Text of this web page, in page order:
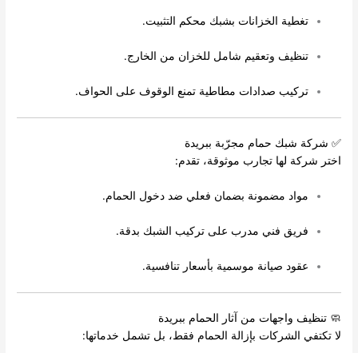
تغطية الخزانات بشبك محكم التثبيت.
تنظيف وتعقيم شامل للخزان من الخارج.
تركيب صدادات مطاطية تمنع الوقوف على الحواف.
✅ شركة شبك حمام مجرّبة ببريدة
اختر شركة لها تجارب موثوقة، تقدم:
مواد مضمونة بضمان فعلي ضد دخول الحمام.
فريق فني مدرب على تركيب الشبك بدقة.
عقود صيانة موسمية بأسعار تنافسية.
🧼 تنظيف واجهات من آثار الحمام ببريدة
لا تكتفي الشركات بإزالة الحمام فقط، بل تشمل خدماتها: